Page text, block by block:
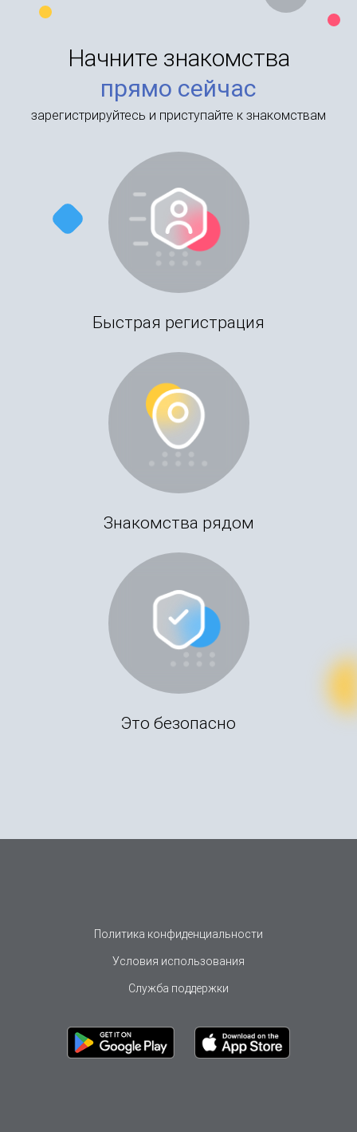
Начните знакомства
прямо сейчас
зарегистрируйтесь и приступайте к знакомствам
Быстрая регистрация
Знакомства рядом
Это безопасно
Политика конфиденциальности
Условия использования
Служба поддержки